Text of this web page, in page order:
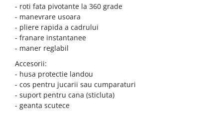
- roti fata pivotante la 360 grade
- manevrare usoara
- pliere rapida a cadrului
- franare instantanee
- maner reglabil
Accesorii:
- husa protectie landou
- cos pentru jucarii sau cumparaturi
- suport pentru cana (sticluta)
- geanta scutece